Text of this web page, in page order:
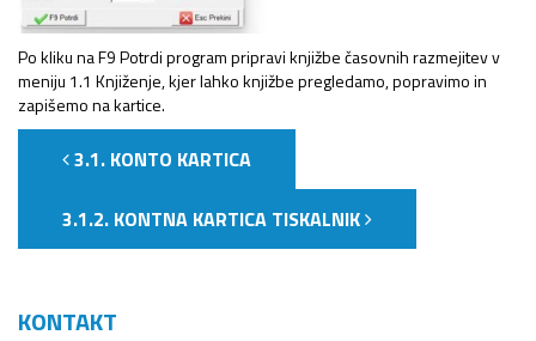
Po kliku na F9 Potrdi program pripravi knjižbe časovnih razmejitev v
meniju 1.1 Knjiženje, kjer lahko knjižbe pregledamo, popravimo in
zapišemo na kartice.
3.1. KONTO KARTICA
3.1.2. KONTNA KARTICA TISKALNIK
KONTAKT